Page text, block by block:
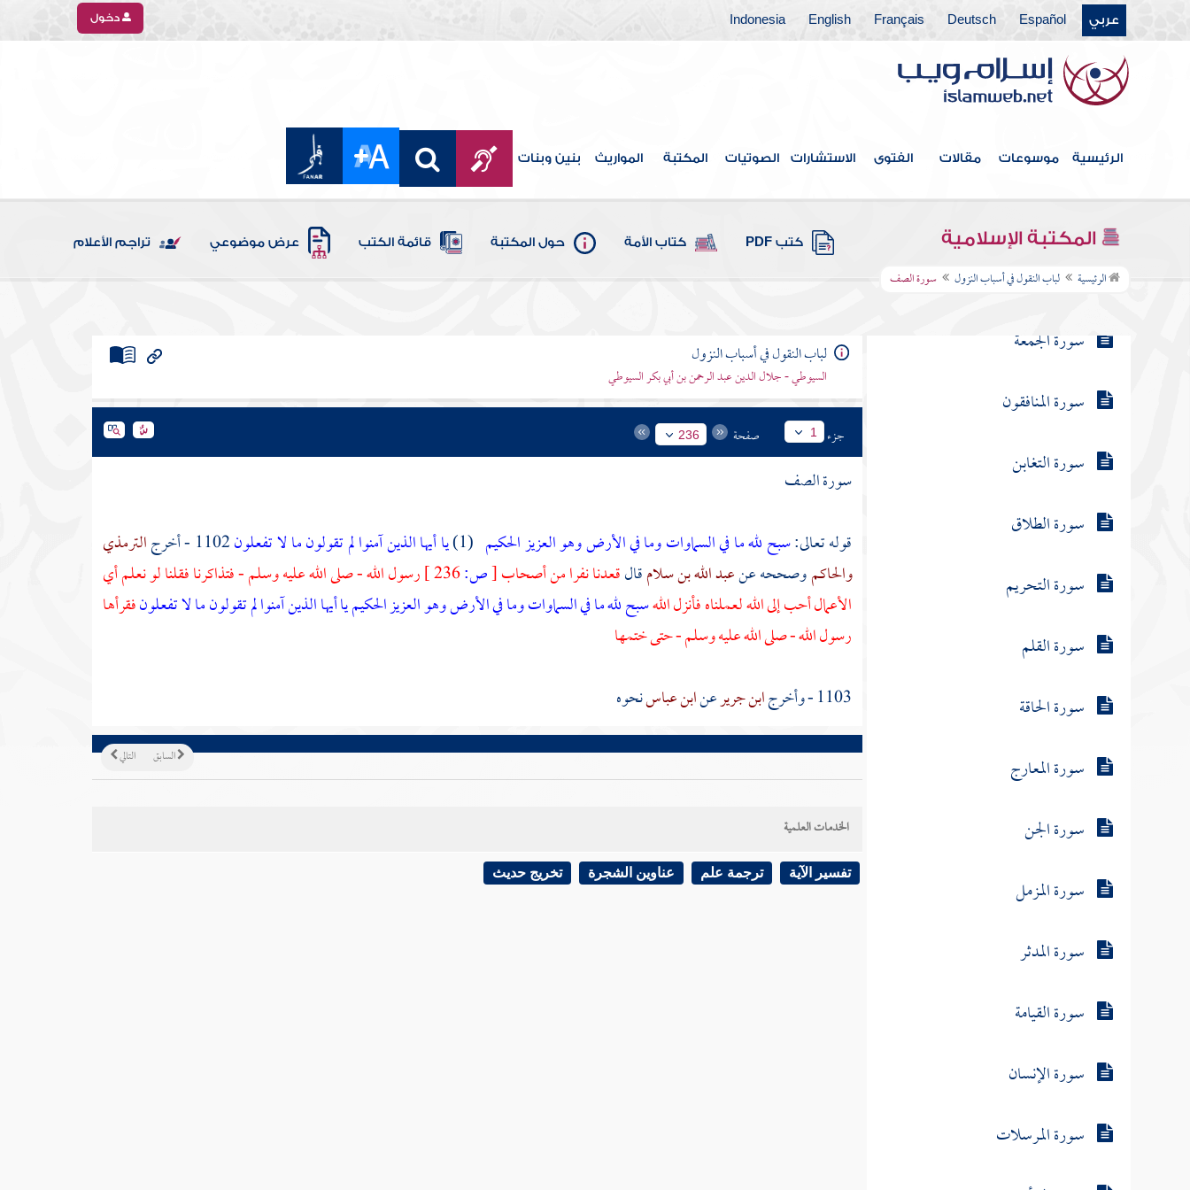
عربي Español
Deutsch
Français
English
Indonesia دخول
الرئيسية موسوعات مقالات الفتوى الاستشارات الصوتيات المكتبة المواريث بنين وبنات
المكتبة الإسلامية كتب PDF كتاب الأمة حول المكتبة قائمة الكتب عرض موضوعي تراجم الأعلام
الرئيسية لباب النقول في أسباب النزول سورة الصف
سورة الحديد
سورة المجادلة
سورة الحشر
سورة الصف
سورة الجمعة
سورة المنافقون
سورة التغابن
سورة الطلاق
سورة التحريم
سورة القلم
سورة الحاقة
سورة المعارج
سورة الجن
سورة المزمل
سورة المدثر
سورة القيامة
سورة الإنسان
سورة المرسلات
لباب النقول في أسباب النزول
السيوطي - جلال الدين عبد الرحمن بن أبي بكر السيوطي
جزء 1 صفحة 236
سورة الصف
قوله تعالى:سبح لله ما في السماوات وما في الأرض وهو العزيز الحكيم (1) يا أيها الذين آمنوا لم تقولون ما لا تفعلون1102 - أخرج
الترمذي
والحاكموصححه عنعبد الله بن سلامقالقعدنا نفرا من أصحاب[ص:236 ]
رسول الله - صلى الله عليه وسلم - فتذاكرنا فقلنا لو نعلم أي
الأعمال أحب إلى الله لعملناه فأنزل اللهسبح لله ما في السماوات وما في الأرض وهو العزيز الحكيميا أيها الذين آمنوا لم تقولون ما لا تفعلونفقرأها
رسول الله - صلى الله عليه وسلم - حتى ختمها
1103 - وأخرج
ابن جريرعنابن عباسنحوه
التالي السابق
الخدمات العلمية
تفسير الآية ترجمة علم عناوين الشجرة تخريج حديث